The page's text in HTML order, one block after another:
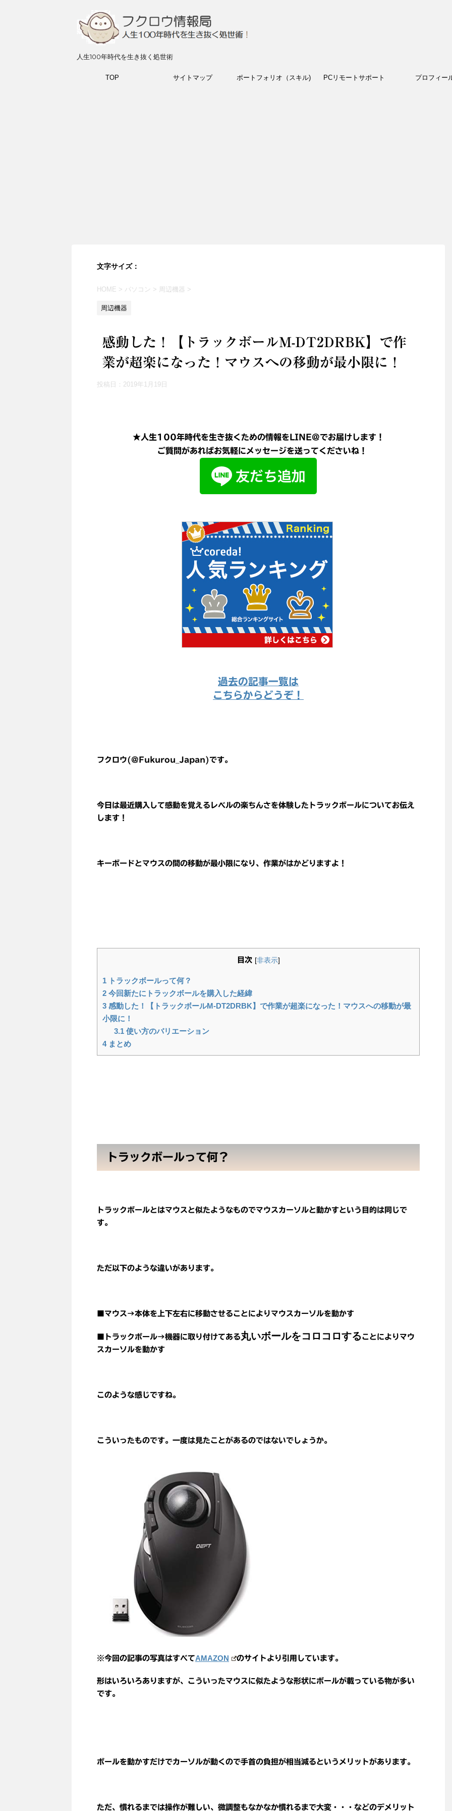
人生100年時代を生き抜く処世術
TOP サイトマップ ポートフォリオ（スキル) PCリモートサポート プロフィー
文字サイズ：
HOME > パソコン > 周辺機器 >
周辺機器
感動した！【トラックボールM-DT2DRBK】で作
業が超楽になった！マウスへの移動が最小限に！
投稿日： 2019年1月19日
★人生100年時代を生き抜くための情報をLINE@でお届けします！
ご質問があればお気軽にメッセージを送ってくださいね！
過去の記事一覧は
こちらからどうぞ！
フクロウ(@Fukurou_Japan)です。
今日は最近購入して感動を覚えるレベルの楽ちんさを体験したトラックボールについてお伝え
します！
キーボードとマウスの間の移動が最小限になり、作業がはかどりますよ！
目次 [非表示]
1 トラックボールって何？
2 今回新たにトラックボールを購入した経緯
3 感動した！【トラックボールM-DT2DRBK】で作業が超楽になった！マウスへの移動が最
小限に！
3.1使い方のバリエーション
4まとめ
トラックボールって何？
トラックボールとはマウスと似たようなものでマウスカーソルと動かすという目的は同じで
す。
ただ以下のような違いがあります。
■マウス→本体を上下左右に移動させることによりマウスカーソルを動かす
■トラックボール→機器に取り付けてある丸いボールをコロコロすることによりマウ
スカーソルを動かす
このような感じですね。
こういったものです。一度は見たことがあるのではないでしょうか。
※今回の記事の写真はすべてAMAZON のサイトより引用しています。
形はいろいろありますが、こういったマウスに似たような形状にボールが載っている物が多い
です。
ボールを動かすだけでカーソルが動くので手首の負担が相当減るというメリットがあります。
ただ、慣れるまでは操作が難しい、微調整もなかなか慣れるまで大変・・・などのデメリット